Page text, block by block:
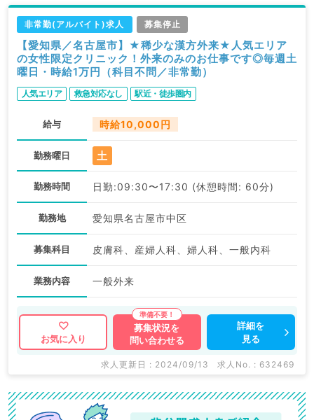
非常勤(アルバイト)求人 募集停止
【愛知県／名古屋市】★稀少な漢方外来★人気エリア
の女性限定クリニック！外来のみのお仕事です◎毎週土
曜日・時給1万円（科目不問／非常勤）
人気エリア 救急対応なし 駅近・徒歩圏内
給与 時給10,000円
勤務曜日 土
勤務時間 日勤:09:30〜17:30 (休憩時間: 60分)
勤務地 愛知県名古屋市中区
募集科目 皮膚科、産婦人科、婦人科、一般内科
業務内容 一般外来
お気に入り
募集状況を
問い合わせる
詳細を
見る
求人更新日 : 2024/09/13 求人No. : 632469